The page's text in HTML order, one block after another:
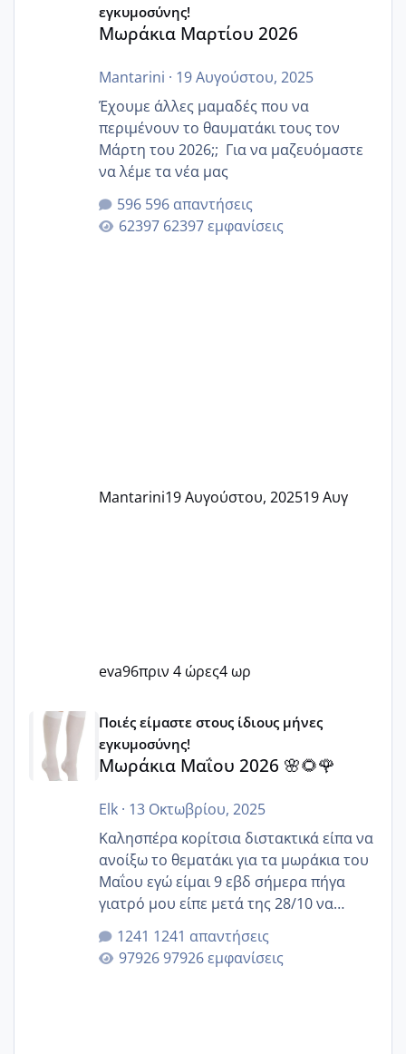
εγκυμοσύνης!
Μωράκια Μαρτίου 2026
Mantarini · 19 Αυγούστου, 2025
Έχουμε άλλες μαμαδές που να
περιμένουν το θαυματάκι τους τον
Μάρτη του 2026;; Για να μαζευόμαστε
να λέμε τα νέα μας
596 απαντήσεις
62397 εμφανίσεις
Mantarini19 Αυγούστου, 202519 Αυγ
eva96πριν 4 ώρες4 ωρ
Μωράκια Μαΐου 2026 🌸🌻🌹
Ποιές είμαστε στους ίδιους μήνες
εγκυμοσύνης!
Μωράκια Μαΐου 2026 🌸🌻🌹
Elk· 13 Οκτωβρίου, 2025
Καλησπέρα κορίτσια διστακτικά είπα να
ανοίξω το θεματάκι για τα μωράκια του
Μαΐου εγώ είμαι 9 εβδ σήμερα πήγα
γιατρό μου είπε μετά της 28/10 να
κλείσω ραντεβού για την αυχενική είναι
καμιά άλλη κοπέλα να γεννάει Μάιο ;;
1241 απαντήσεις
97926 εμφανίσεις